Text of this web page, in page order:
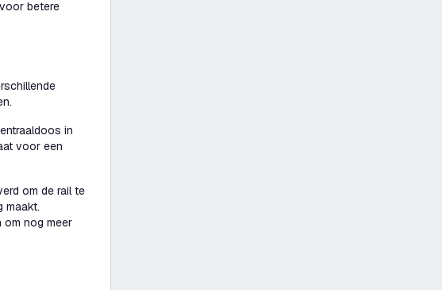
betere
in
voor een
om de rail te
maakt.
nog meer